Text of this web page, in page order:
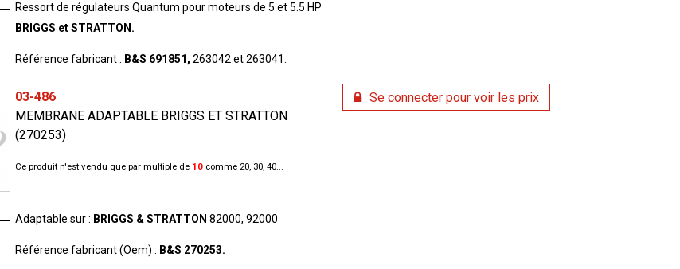
Ressort de régulateurs Quantum pour moteurs de 5 et 5.5 HP
BRIGGS et STRATTON.
Référence fabricant : B&S 691851, 263042 et 263041.
03-486
MEMBRANE ADAPTABLE BRIGGS ET STRATTON
(270253)
Ce produit n'est vendu que par multiple de 10comme 20, 30, 40...
Adaptable sur : BRIGGS & STRATTON 82000, 92000
Référence fabricant (Oem) : B&S 270253.
Se connecter pour voir les prix